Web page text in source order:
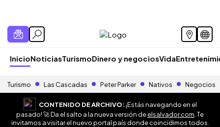
InicioNoticiasTurismoDinero y negociosVida
Turismo Las Cascadas Peter Parker Nativos Negocios
CONTENIDO DE ARCHIVO:¡Estás navegando en el
pasado! 🚀 Da el salto a la nueva versión deelsalvador.com . Te
invitamos a visitar el nuevo portal país donde coincidimos todos.